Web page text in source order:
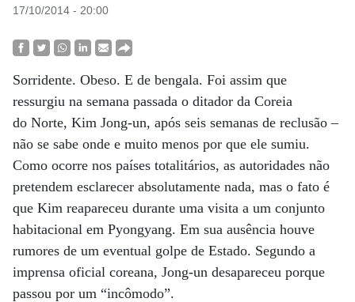
17/10/2014 - 20:00
Sorridente. Obeso. E de bengala. Foi assim que
ressurgiu na semana passada o ditador da Coreia
do Norte, Kim Jong-un, após seis semanas de reclusão –
não se sabe onde e muito menos por que ele sumiu.
Como ocorre nos países totalitários, as autoridades não
pretendem esclarecer absolutamente nada, mas o fato é
que Kim reapareceu durante uma visita a um conjunto
habitacional em Pyongyang. Em sua ausência houve
rumores de um eventual golpe de Estado. Segundo a
imprensa oficial coreana, Jong-un desapareceu porque
passou por um “incômodo”.